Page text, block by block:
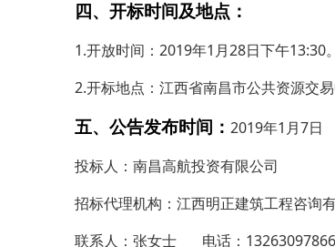
四、开标时间及地点：
1.开放时间：2019年1月28日下午13:30。
2.开标地点：江西省南昌市公共资源交易
五、公告发布时间： 2019年1月7日
投标人：南昌高航投资有限公司
招标代理机构：江西明正建筑工程咨询
联系人：张女士 电话：13263097866